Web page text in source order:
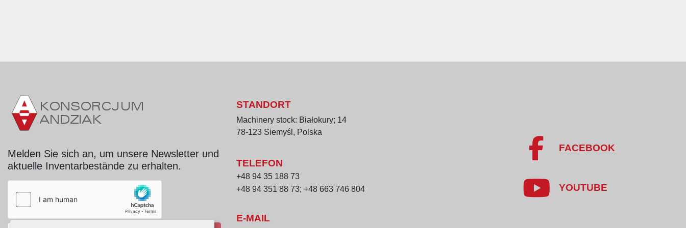
Melden Sie sich an, um unsere Newsletter und
aktuelle Inventarbestände zu erhalten.
STANDORT
Machinery stock: Białokury; 14
78-123 Siemyśl, Polska
TELEFON
+48 94 35 188 73
+48 94 351 88 73; +48 663 746 804
E-MAIL
FACEBOOK
YOUTUBE